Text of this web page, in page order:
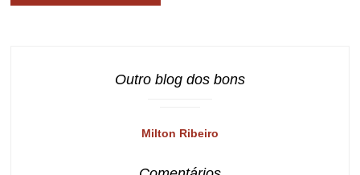
Outro blog dos bons
Milton Ribeiro